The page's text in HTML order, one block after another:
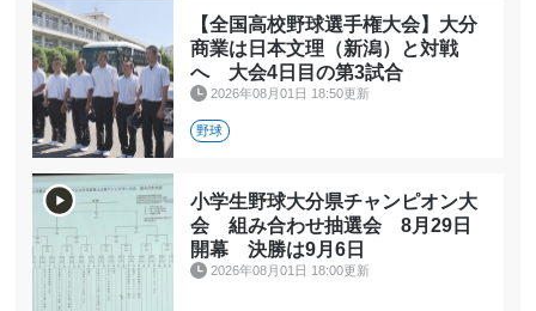
【全国高校野球選手権大会】大分
商業は日本文理（新潟）と対戦
へ 大会4日目の第3試合
2026年08月01日 18:50更新
野球
小学生野球大分県チャンピオン大
会 組み合わせ抽選会 8月29日
開幕 決勝は9月6日
2026年08月01日 18:00更新